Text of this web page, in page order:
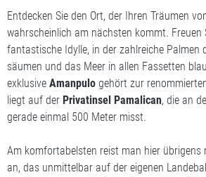
Entdecken Sie den Ort, der Ihren Träumen
wahrscheinlich am nächsten kommt. Freuen
fantastische Idylle, in der zahlreiche Palmen
säumen und das Meer in allen Fassetten
exklusive Amanpulo gehört zur
liegt auf der Privatinsel Pamalican, die an
gerade einmal 500 Meter misst.
Am komfortabelsten reist man hier übrigens
an, das unmittelbar auf der eigenen